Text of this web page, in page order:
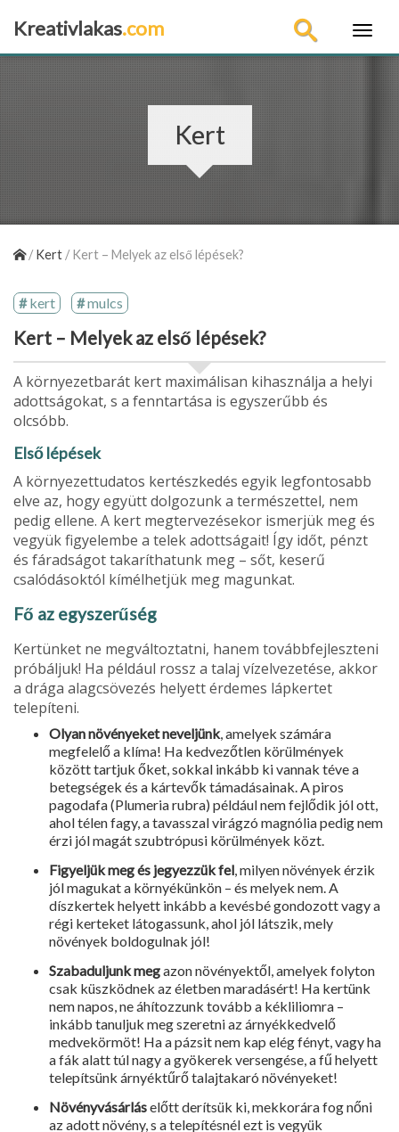
Kreativlakas.com
Kert
/Kert /Kert – Melyek az első lépések?
kert mulcs
Kert – Melyek az első lépések?
A környezetbarát kert maximálisan kihasználja a helyi
adottságokat, s a fenntartása is egyszerűbb és
olcsóbb.
Első lépések
A környezettudatos kertészkedés egyik legfontosabb
elve az, hogy együtt dolgozunk a természettel, nem
pedig ellene. A kert megtervezésekor ismerjük meg és
vegyük figyelembe a telek adottságait! Így időt, pénzt
és fáradságot takaríthatunk meg – sőt, keserű
csalódásoktól kímélhetjük meg magunkat.
Fő az egyszerűség
Kertünket ne megváltoztatni, hanem továbbfejleszteni
próbáljuk! Ha például rossz a talaj vízelvezetése, akkor
a drága alagcsövezés helyett érdemes lápkertet
telepíteni.
Olyan növényeket neveljünk, amelyek számára
megfelelő a klíma! Ha kedvezőtlen körülmények
között tartjuk őket, sokkal inkább ki vannak téve a
betegségek és a kártevők támadásainak. A piros
pagodafa (Plumeria rubra) például nem fejlődik jól ott,
ahol télen fagy, a tavasszal virágzó magnólia pedig nem
érzi jól magát szubtrópusi körülmények közt.
Figyeljük meg és jegyezzük fel, milyen növények érzik
jól magukat a környékünkön – és melyek nem. A
díszkertek helyett inkább a kevésbé gondozott vagy a
régi kerteket látogassunk, ahol jól látszik, mely
növények boldogulnak jól!
Szabaduljunk megazon növényektől, amelyek folyton
csak küszködnek az életben maradásért! Ha kertünk
nem napos, ne áhítozzunk tovább a kékliliomra –
inkább tanuljuk meg szeretni az árnyékkedvelő
medvekörmöt! Ha a pázsit nem kap elég fényt, vagy ha
a fák alatt túl nagy a gyökerek versengése, a fű helyett
telepítsünk árnyéktűrő talajtakaró növényeket!
Növényvásárláselőtt derítsük ki, mekkorára fog nőni
az adott növény, s a telepítésnél ezt is vegyük